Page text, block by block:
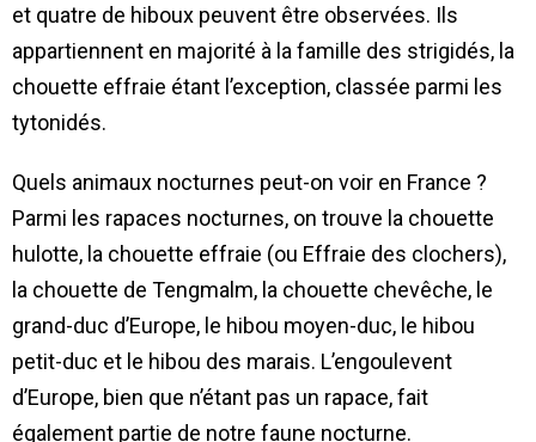
et quatre de hiboux peuvent être observées. Ils
appartiennent en majorité à la famille des strigidés, la
chouette effraie étant l’exception, classée parmi les
tytonidés.
Quels animaux nocturnes peut-on voir en France ?
Parmi les rapaces nocturnes, on trouve la chouette
hulotte, la chouette effraie (ou Effraie des clochers),
la chouette de Tengmalm, la chouette chevêche, le
grand-duc d’Europe, le hibou moyen-duc, le hibou
petit-duc et le hibou des marais. L’engoulevent
d’Europe, bien que n’étant pas un rapace, fait
également partie de notre faune nocturne.